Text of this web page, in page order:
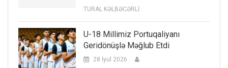
TURAL KƏLBƏCƏRLİ
U-18 Millimiz Portuqaliyanı
Geridönüşlə Məğlub Etdi
28 İyul 2026